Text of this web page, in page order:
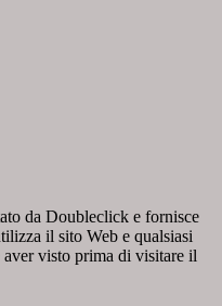
da Doubleclick e fornisce
il sito Web e qualsiasi
visto prima di visitare il